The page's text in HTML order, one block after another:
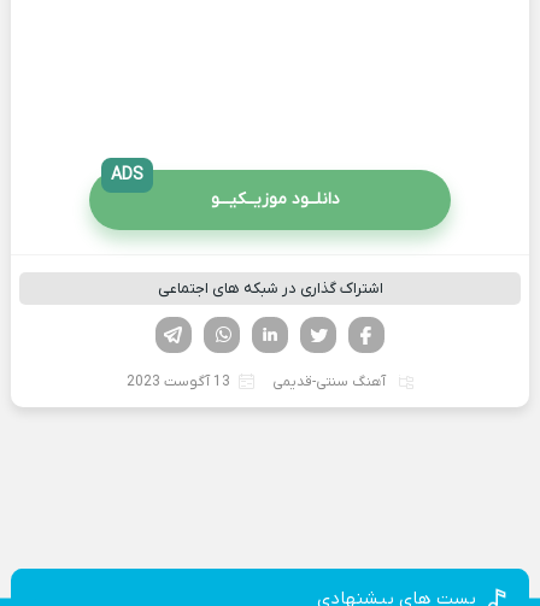
دانلــود موزیــکیـــو
ADS
اشتراک گذاری در شبکه های اجتماعی
لینکدین تویتر
فیسوک
آهنگ سنتی-قدیمی 13 آگوست 2023
پست های پیشنهادی